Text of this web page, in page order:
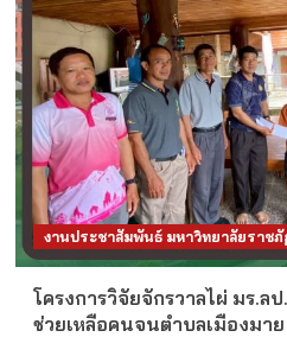
งานประชาสัมพันธ์ มหาวิทยาลัยราชภั
โครงการวิจัยจักรวาลไผ่ มร.ล
ช่วยเหลือคนจนตำบลเมืองมา